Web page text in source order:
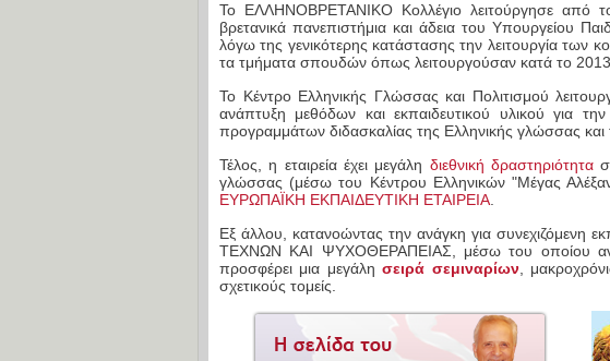
Το ΕΛΛΗΝΟΒΡΕΤΑΝΙΚΟ Κολλέγιο λειτούργησε από
βρετανικά πανεπιστήμια και άδεια του Υπουργείου
λόγω της γενικότερης κατάστασης την λειτουργία
τα τμήματα σπουδών όπως λειτουργούσαν κατά το
Το Κέντρο Ελληνικής Γλώσσας και Πολιτισμού
ανάπτυξη μεθόδων και εκπαιδευτικού υλικού για
προγραμμάτων διδασκαλίας της Ελληνικής γλώσσας και
Τέλος, η εταιρεία έχει μεγάλη διεθνική δραστηριότητα
γλώσσας (μέσω του Κέντρου Ελληνικών "Μέγας
ΕΥΡΩΠΑΪΚΗ ΕΚΠΑΙΔΕΥΤΙΚΗ ΕΤΑΙΡΕΙΑ
Εξ άλλου, κατανοώντας την ανάγκη για
ΤΕΧΝΩΝ ΚΑΙ ΨΥΧΟΘΕΡΑΠΕΙΑΣ, μέσω του οποίου
προσφέρει μια μεγάλησειρά σεμιναρίων,
σχετικούς τομείς.